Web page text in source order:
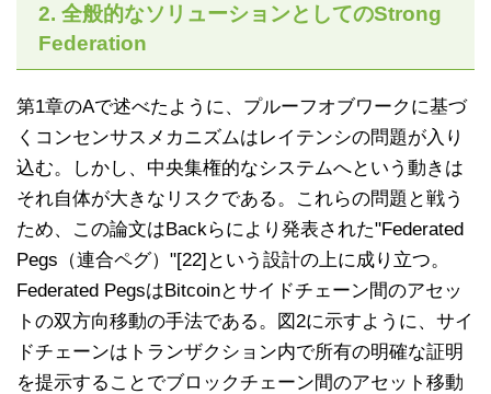
2. 全般的なソリューションとしてのStrong
Federation
第1章のAで述べたように、プルーフオブワークに基づ
くコンセンサスメカニズムはレイテンシの問題が入り
込む。しかし、中央集権的なシステムへという動きは
それ自体が大きなリスクである。これらの問題と戦う
ため、この論文はBackらにより発表された"Federated
Pegs（連合ペグ）"[22]という設計の上に成り立つ。
Federated PegsはBitcoinとサイドチェーン間のアセッ
トの双方向移動の手法である。図2に示すように、サイ
ドチェーンはトランザクション内で所有の明確な証明
を提示することでブロックチェーン間のアセット移動